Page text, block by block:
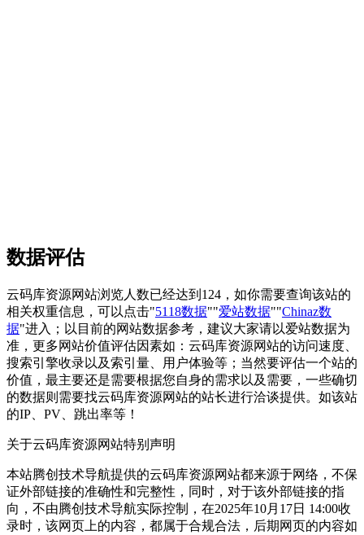
数据评估
云码库资源网站浏览人数已经达到124，如你需要查询该站的
相关权重信息，可以点击"5118数据""爱站数据""Chinaz数
据"进入；以目前的网站数据参考，建议大家请以爱站数据为
准，更多网站价值评估因素如：云码库资源网站的访问速度、
搜索引擎收录以及索引量、用户体验等；当然要评估一个站的
价值，最主要还是需要根据您自身的需求以及需要，一些确切
的数据则需要找云码库资源网站的站长进行洽谈提供。如该站
的IP、PV、跳出率等！
关于云码库资源网站特别声明
本站腾创技术导航提供的云码库资源网站都来源于网络，不保
证外部链接的准确性和完整性，同时，对于该外部链接的指
向，不由腾创技术导航实际控制，在2025年10月17日 14:00收
录时，该网页上的内容，都属于合规合法，后期网页的内容如